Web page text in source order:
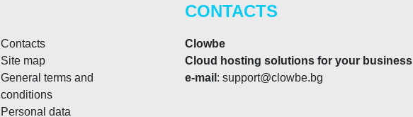
Contacts
Site map
General terms and
conditions
Personal data
CONTACTS
Clowbe
Cloud hosting solutions for your business
e-mail : support@clowbe.bg